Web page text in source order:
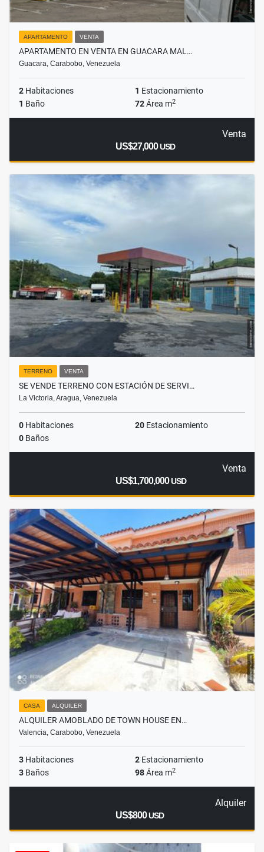
APARTAMENTO VENTA
APARTAMENTO EN VENTA EN GUACARA MAL…
Guacara, Carabobo, Venezuela
2 Habitaciones 1 Estacionamiento
1 Baño 72Área m2
Venta
US$27,000USD
TERRENO VENTA
SE VENDE TERRENO CON ESTACIÓN DE SERVI…
La Victoria, Aragua, Venezuela
0 Habitaciones 20 Estacionamiento
0 Baños
Venta
US$1,700,000USD
CASA ALQUILER
ALQUILER AMOBLADO DE TOWN HOUSE EN…
Valencia, Carabobo, Venezuela
3 Habitaciones 2 Estacionamiento
3 Baños 98Área m2
Alquiler
US$800USD